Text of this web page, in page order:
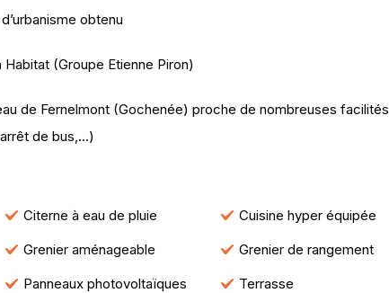
obtenu
(Groupe Etienne Piron)
de Fernelmont (Gochenée) proche de nombreuses facilités
de bus,…)
Citerne à eau de pluie
Cuisine hyper équipée
Grenier aménageable
Grenier de rangement
Panneaux photovoltaïques
Terrasse